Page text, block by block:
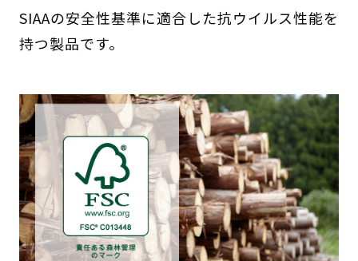
SIAAの安全性基準に適合した抗ウイルス性能を
持つ製品です。